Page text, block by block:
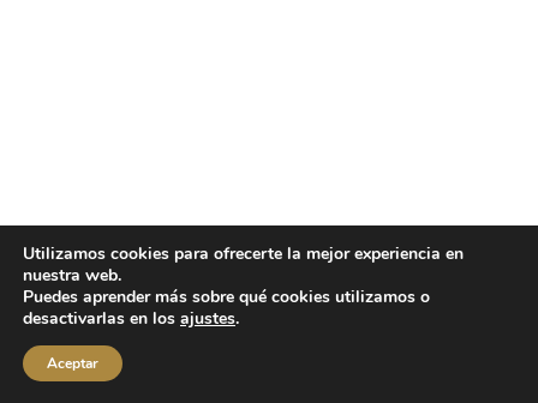
Utilizamos cookies para ofrecerte la mejor experiencia en
nuestra web.
Puedes aprender más sobre qué cookies utilizamos o
desactivarlas en los ajustes.
Aceptar